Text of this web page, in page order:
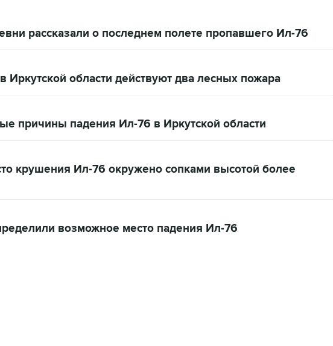
рассказали о последнем полете пропавшего Ил-76
Иркутской области действуют два лесных пожара
причины падения Ил-76 в Иркутской области
крушения Ил-76 окружено сопками высотой более
возможное место падения Ил-76